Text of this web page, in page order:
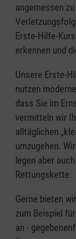
angemessen
Erste-Hilfe-
erkennen und
Unsere Erste-
nutzen
dass Sie im
vermitteln wir
alltäglichen
umzugehen.
legen aber
Rettungskette.
Gerne bieten
zum Beispiel
an -